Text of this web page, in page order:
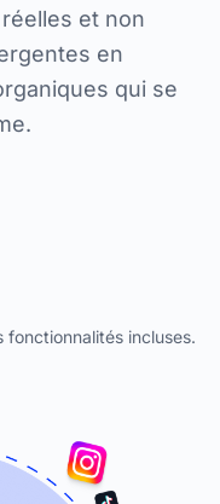
et non
en
qui se
fonctionnalités incluses.